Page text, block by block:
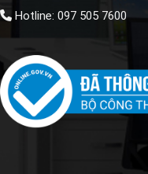
Hotline: 097 505 7600